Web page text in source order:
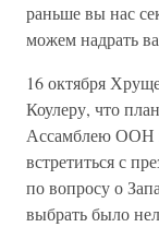
раньше вы нас
можем надрать
16 октября
Коулеру, что
Ассамблею ООН
встретиться с
по вопросу о
выбрать было